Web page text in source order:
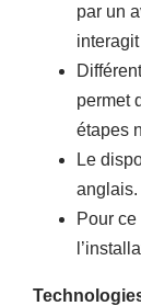
par un
permet
étapes
Le
anglais.
Pour